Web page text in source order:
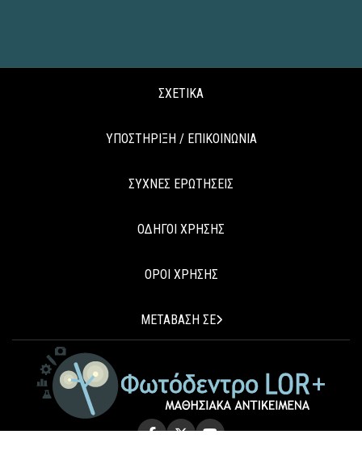
ΣΧΕΤΙΚΑ
ΥΠΟΣΤΗΡΙΞΗ / ΕΠΙΚΟΙΝΩΝΙΑ
ΣΥΧΝΕΣ ΕΡΩΤΗΣΕΙΣ
ΟΔΗΓΟΙ ΧΡΗΣΗΣ
ΟΡΟΙ ΧΡΗΣΗΣ
ΜΕΤΑΒΑΣΗ ΣΕ